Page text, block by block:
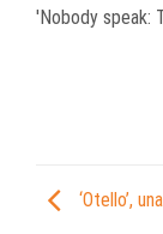
'Nobody speak:
‘Otello’,